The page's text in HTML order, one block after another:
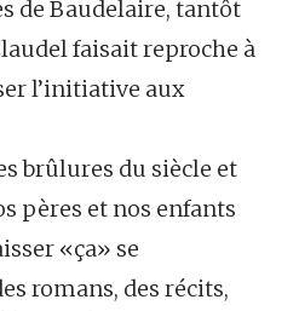
de Baudelaire, tantôt
faisait reproche à
l’initiative aux
brûlures du siècle et
pères et nos enfants
«ça» se
romans, des récits,